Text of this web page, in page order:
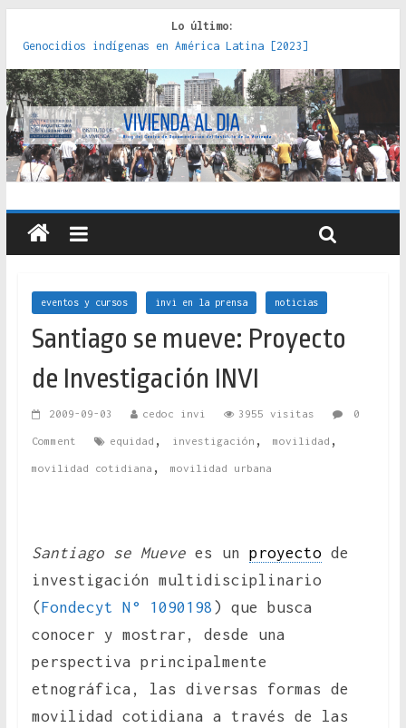
Lo último:
Genocidios indígenas en América Latina [2023]
Estudios sobre la espacialización de los Estados :
políticas, prácticas y representaciones [2022]
Donde el pedernal choca con el acero : hacia una teoría
crítica de las fronteras latinoamericanas [2020]
Criterios técnicos para una vivienda adecuada [2019]
Red de consultorios de la Caja del Seguro Obrero en
Santiago : un patrimonio emblemático [2014]
eventos y cursos invi en la prensa noticias
Santiago se mueve: Proyecto
de Investigación INVI
2009-09-03 cedoc invi 3955 visitas 0
Comment equidad , investigación , movilidad ,
movilidad cotidiana , movilidad urbana
Santiago se Muevees un proyectode
investigación multidisciplinario
(Fondecyt N° 1090198 ) que busca
conocer y mostrar, desde una
perspectiva principalmente
etnográfica, las diversas formas de
movilidad cotidiana a través de las